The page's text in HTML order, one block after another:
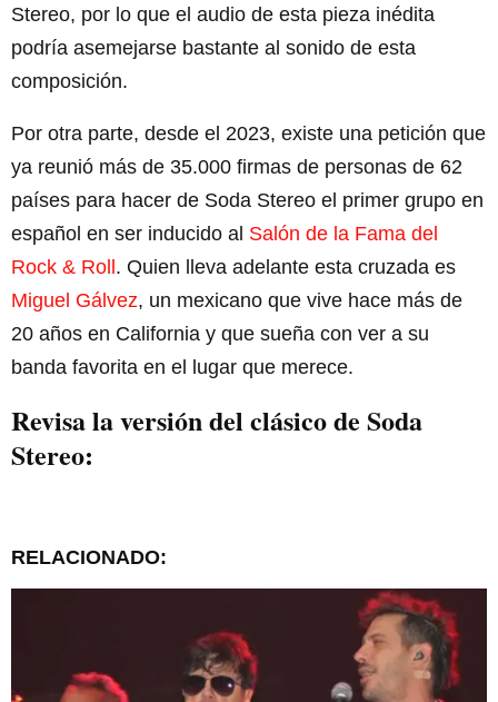
Stereo, por lo que el audio de esta pieza inédita
podría asemejarse bastante al sonido de esta
composición.
Por otra parte, desde el 2023, existe una petición que
ya reunió más de 35.000 firmas de personas de 62
países para hacer de Soda Stereo el primer grupo en
español en ser inducido al Salón de la Fama del
Rock & Roll. Quien lleva adelante esta cruzada es
Miguel Gálvez, un mexicano que vive hace más de
20 años en California y que sueña con ver a su
banda favorita en el lugar que merece.
Revisa la versión del clásico de Soda
Stereo:
RELACIONADO: